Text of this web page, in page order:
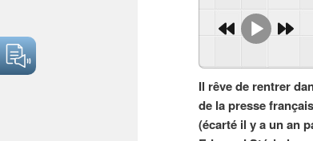
Il rêve de rentrer
de la presse
(écarté il y a un an